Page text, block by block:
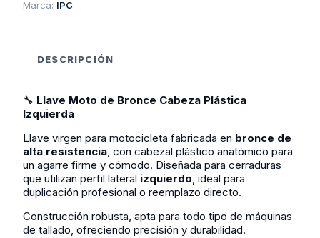
Izquierda
Marca: IPC
DESCRIPCIÓN
🔧 Llave Moto de Bronce Cabeza Plástica
Izquierda
Llave virgen para motocicleta fabricada en bronce de
alta resistencia, con cabezal plástico anatómico para
un agarre firme y cómodo. Diseñada para cerraduras
que utilizan perfil lateral izquierdo, ideal para
duplicación profesional o reemplazo directo.
Construcción robusta, apta para todo tipo de máquinas
de tallado, ofreciendo precisión y durabilidad.